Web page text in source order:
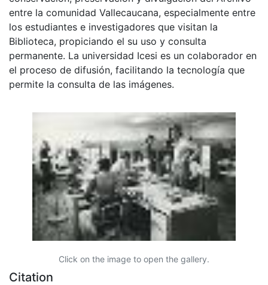
entre la comunidad Vallecaucana, especialmente entre
los estudiantes e investigadores que visitan la
Biblioteca, propiciando el su uso y consulta
permanente. La universidad Icesi es un colaborador en
el proceso de difusión, facilitando la tecnología que
permite la consulta de las imágenes.
Click on the image to open the gallery.
Citation